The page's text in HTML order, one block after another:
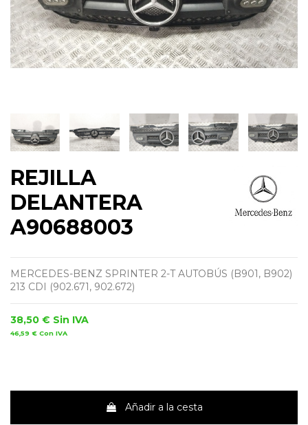
REJILLA
DELANTERA
A90688003
MERCEDES-BENZ SPRINTER 2-T AUTOBÚS (B901, B902)
213 CDI (902.671, 902.672)
38,50 € Sin IVA
46,59 € Con IVA
Añadir a la cesta